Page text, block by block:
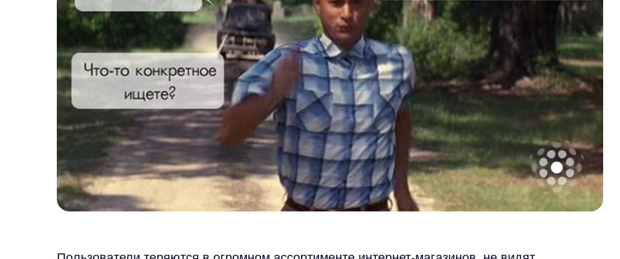
Пользователи теряются в огромном ассортименте интернет-магазинов, не видят
релевантные товары и часто уходят, не совершив покупку. Стандартные витрины
показывают одинаковые товары всем посетителям, что снижает эффективность продаж
и упускает возможности для кросс-селлов.
Решение Any
AI-блоки рекомендацийот Any создают индивидуальные предложения для каждого
пользователя. Система анализирует поведение посетителя, его бюджет, предпочтения
и историю покупок, чтобы предложить товары с наибольшей вероятностью покупки.
Алгоритмы учитывают не только текущий сеанс, но и долгосрочные паттерны поведения.